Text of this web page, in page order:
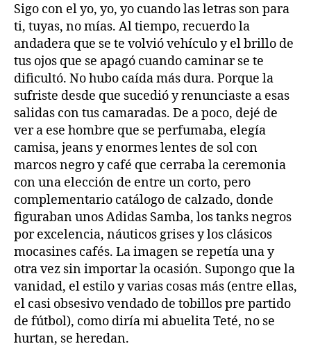
Sigo con el yo, yo, yo cuando las letras son para
ti, tuyas, no mías. Al tiempo, recuerdo la
andadera que se te volvió vehículo y el brillo de
tus ojos que se apagó cuando caminar se te
dificultó. No hubo caída más dura. Porque la
sufriste desde que sucedió y renunciaste a esas
salidas con tus camaradas. De a poco, dejé de
ver a ese hombre que se perfumaba, elegía
camisa, jeans y enormes lentes de sol con
marcos negro y café que cerraba la ceremonia
con una elección de entre un corto, pero
complementario catálogo de calzado, donde
figuraban unos Adidas Samba, los tanks negros
por excelencia, náuticos grises y los clásicos
mocasines cafés. La imagen se repetía una y
otra vez sin importar la ocasión. Supongo que la
vanidad, el estilo y varias cosas más (entre ellas,
el casi obsesivo vendado de tobillos pre partido
de fútbol), como diría mi abuelita Teté, no se
hurtan, se heredan.